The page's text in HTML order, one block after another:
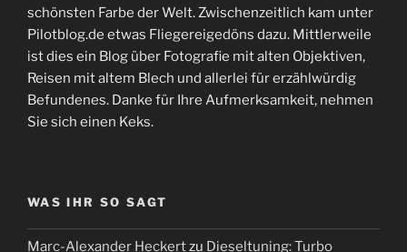
schönsten Farbe der Welt. Zwischenzeitlich kam unter
Pilotblog.de etwas Fliegereigedöns dazu. Mittlerweile
ist dies ein Blog über Fotografie mit alten Objektiven,
Reisen mit altem Blech und allerlei für erzählwürdig
Befundenes. Danke für Ihre Aufmerksamkeit, nehmen
Sie sich einen Keks.
WAS IHR SO SAGT
Marc-Alexander Heckertzu Dieseltuning: Turbo